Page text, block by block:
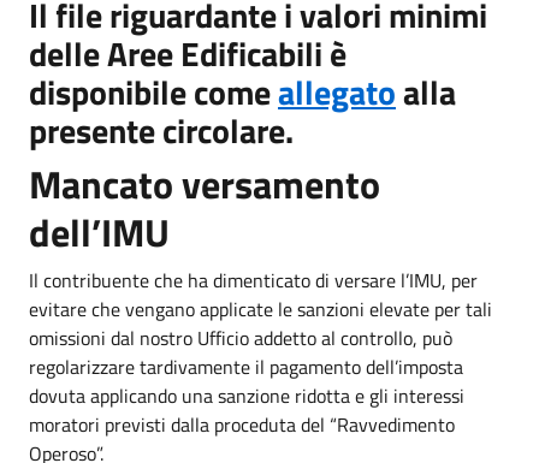
Il file riguardante i valori minimi
delle Aree Edificabili è
disponibile comeallegatoalla
presente circolare.
Mancato versamento
dell’IMU
Il contribuente che ha dimenticato di versare l’IMU, per
evitare che vengano applicate le sanzioni elevate per tali
omissioni dal nostro Ufficio addetto al controllo, può
regolarizzare tardivamente il pagamento dell’imposta
dovuta applicando una sanzione ridotta e gli interessi
moratori previsti dalla proceduta del “Ravvedimento
Operoso”.